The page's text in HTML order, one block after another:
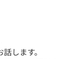
します。